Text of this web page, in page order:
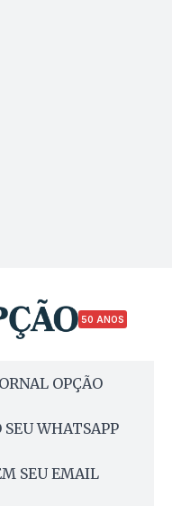
50 ANOS
OPÇÃO
WHATSAPP
SEU EMAIL